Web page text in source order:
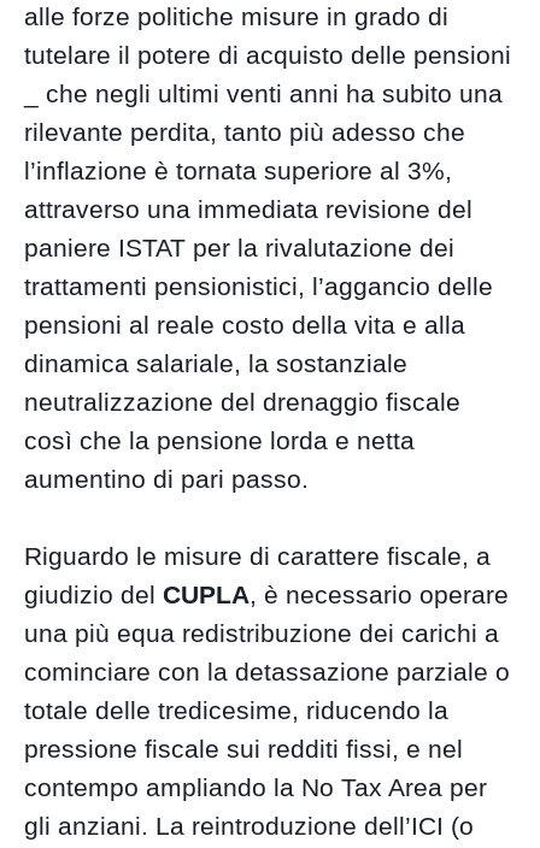
alle forze politiche misure in grado di
tutelare il potere di acquisto delle pensioni
_ che negli ultimi venti anni ha subito una
rilevante perdita, tanto più adesso che
l’inflazione è tornata superiore al 3%,
attraverso una immediata revisione del
paniere ISTAT per la rivalutazione dei
trattamenti pensionistici, l’aggancio delle
pensioni al reale costo della vita e alla
dinamica salariale, la sostanziale
neutralizzazione del drenaggio fiscale
così che la pensione lorda e netta
aumentino di pari passo.
Riguardo le misure di carattere fiscale, a
giudizio delCUPLA, è necessario operare
una più equa redistribuzione dei carichi a
cominciare con la detassazione parziale o
totale delle tredicesime, riducendo la
pressione fiscale sui redditi fissi, e nel
contempo ampliando la No Tax Area per
gli anziani. La reintroduzione dell’ICI (o